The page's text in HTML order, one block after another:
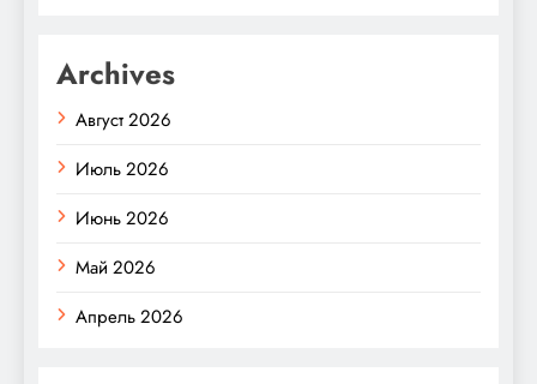
Archives
Август 2026
Июль 2026
Июнь 2026
Май 2026
Апрель 2026